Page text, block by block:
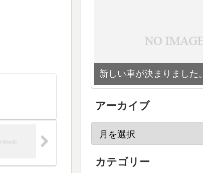
新しい車が決まりました。
アーカイブ
カテゴリー